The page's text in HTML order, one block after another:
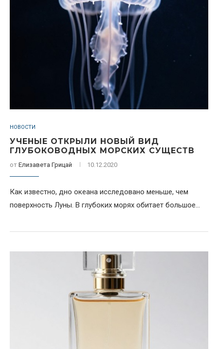
НОВОСТИ
УЧЕНЫЕ ОТКРЫЛИ НОВЫЙ ВИД
ГЛУБОКОВОДНЫХ МОРСКИХ СУЩЕСТВ
от Елизавета Грицай 10.12.2020
Как известно, дно океана исследовано меньше, чем
поверхность Луны. В глубоких морях обитает большое...